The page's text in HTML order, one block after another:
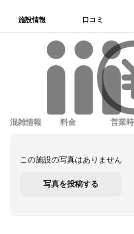
施設情報 口コミ
混雑情報 料金 営業
この施設の写真はありません
写真を投稿する